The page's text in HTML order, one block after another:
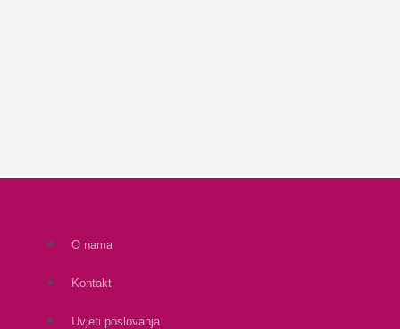
O nama
Kontakt
Uvjeti poslovanja